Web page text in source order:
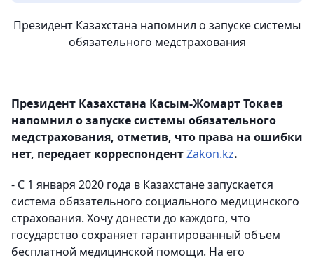
Президент Казахстана напомнил о запуске системы
обязательного медстрахования
Президент Казахстана Касым-Жомарт Токаев
напомнил о запуске системы обязательного
медстрахования, отметив, что права на ошибки
нет, передает корреспондентZakon.kz.
- С 1 января 2020 года в Казахстане запускается
система обязательного социального медицинского
страхования. Хочу донести до каждого, что
государство сохраняет гарантированный объем
бесплатной медицинской помощи. На его